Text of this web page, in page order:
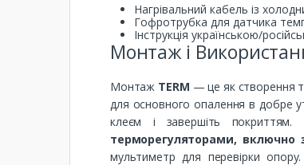
Нагрівальний кабель із
Гофротрубка для датчика
Інструкція українською/
Монтаж і
Монтаж TERM — це як створення
для основного опалення в добре
клеєм і завершіть
терморегуляторами, включно
мультиметр для перевірки